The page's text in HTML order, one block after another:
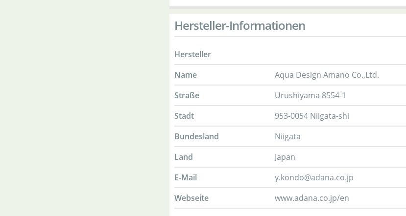
Hersteller-Informationen
Hersteller
Name
Aqua Design Amano Co.,Ltd.
Straße
Urushiyama 8554-1
Stadt
953-0054 Niigata-shi
Bundesland
Niigata
Land
Japan
E-Mail
y.kondo@adana.co.jp
Webseite
www.adana.co.jp/en